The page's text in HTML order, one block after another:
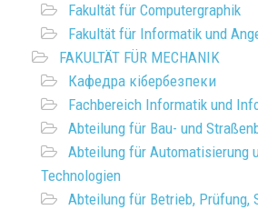
Fakultät für Computergraphik
Fakultät für Informatik und
FAKULTÄT FÜR MECHANIK
Кафедра кібербезпеки
Fachbereich Informatik und
Abteilung für Bau- und
Abteilung für Automatisierung
Technologien
Abteilung für Betrieb, Prüfung,